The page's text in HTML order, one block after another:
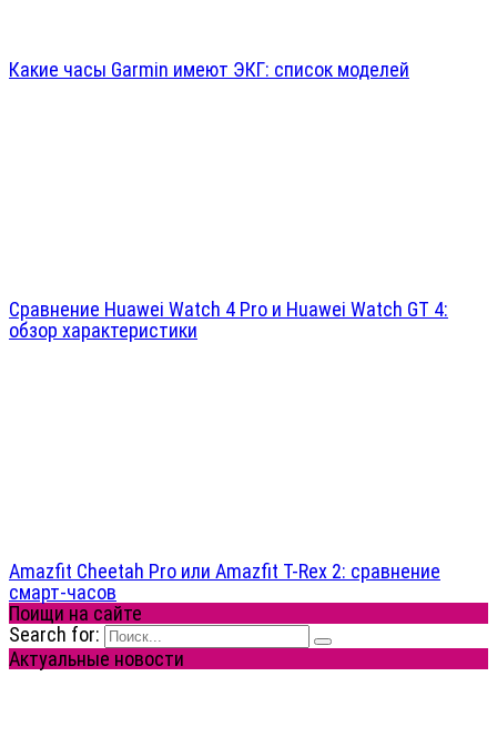
Какие часы Garmin имеют ЭКГ: список моделей
Сравнение Huawei Watch 4 Pro и Huawei Watch GT 4:
обзор характеристики
Amazfit Cheetah Pro или Amazfit T-Rex 2: сравнение
смарт-часов
Поищи на сайте
Search for:
Актуальные новости